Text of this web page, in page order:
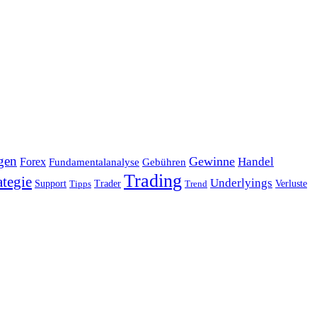
Forex Fundamentalanalyse Gebühren Gewinne Handel
Support Tipps Trader Trading Trend Underlyings Verluste